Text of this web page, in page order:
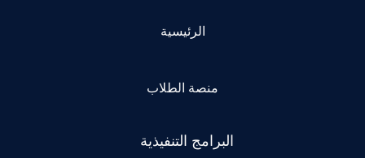
الرئيسية
منصة الطلاب
البرامج التنفيذية